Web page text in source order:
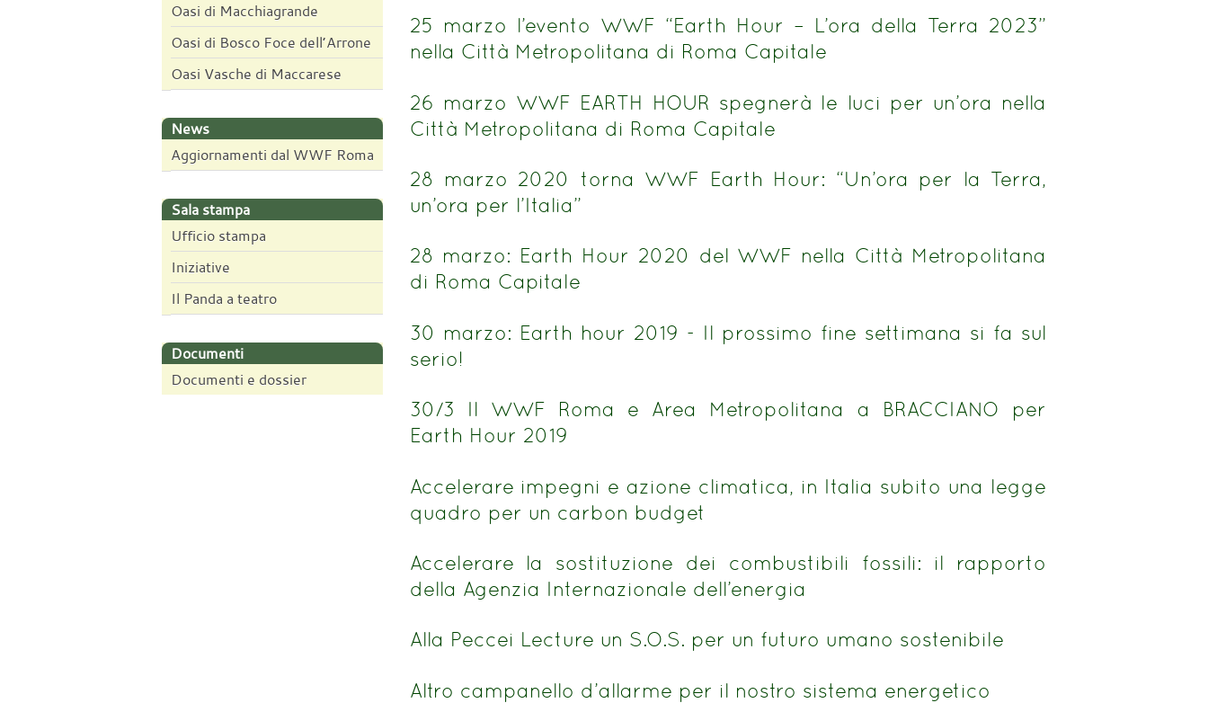
Oasi di Macchiagrande
Oasi di Bosco Foce dell’Arrone
Oasi Vasche di Maccarese
News
Aggiornamenti dal WWF Roma
Sala stampa
Ufficio stampa
Iniziative
Il Panda a teatro
Documenti
Documenti e dossier
25 marzo l’evento WWF “Earth Hour – L’ora della Terra 2023”
nella Città Metropolitana di Roma Capitale
26 marzo WWF EARTH HOUR spegnerà le luci per un’ora nella
Città Metropolitana di Roma Capitale
28 marzo 2020 torna WWF Earth Hour: “Un’ora per la Terra,
un’ora per l’Italia”
28 marzo: Earth Hour 2020 del WWF nella Città Metropolitana
di Roma Capitale
30 marzo: Earth hour 2019 - Il prossimo fine settimana si fa sul
serio!
30/3 Il WWF Roma e Area Metropolitana a BRACCIANO per
Earth Hour 2019
Accelerare impegni e azione climatica, in Italia subito una legge
quadro per un carbon budget
Accelerare la sostituzione dei combustibili fossili: il rapporto
della Agenzia Internazionale dell’energia
Alla Peccei Lecture un S.O.S. per un futuro umano sostenibile
Altro campanello d’allarme per il nostro sistema energetico